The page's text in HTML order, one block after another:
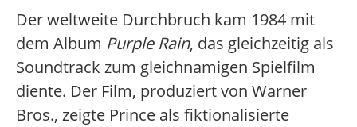
Der weltweite Durchbruch kam 1984 mit
dem Album Purple Rain, das gleichzeitig als
Soundtrack zum gleichnamigen Spielfilm
diente. Der Film, produziert von Warner
Bros., zeigte Prince als fiktionalisierte